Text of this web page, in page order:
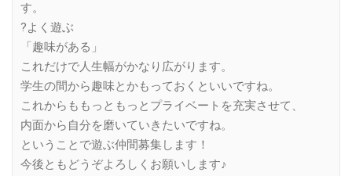
す。
?よく遊ぶ
「趣味がある」
これだけで人生幅がかなり広がります。
学生の間から趣味とかもっておくといいですね。
これからももっともっとプライベートを充実させて、
内面から自分を磨いていきたいですね。
ということで遊ぶ仲間募集します！
今後ともどうぞよろしくお願いします♪